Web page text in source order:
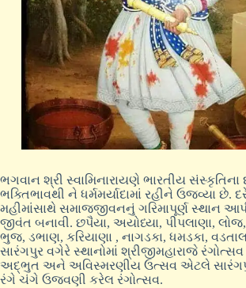
ભગવાન શ્રી સ્વામિનારાયણે ભારતીય
ભક્તિભાવથી ને ધર્મમર્યાદામાં રહીને ઉજવ્યા
મહીમાંસાથે સમાજજીવનનું ગરિમાપૂર્ણ સ્થાન
જીવંત બનાવી. છપૈયા, અયોધ્યા, પીપલાણા, લોજ,
ભુજ, ડભાણ, કરિયાણા , નાગડકા, ધમડકા,
સારંગપુર વગેરે સ્થાનોમાં શ્રીજીમહારાજે
અદ્ભુત અને અવિસ્મરણીય ઉત્સવ એટલે
રંગે ચંગે ઉજવણી કરેલ રંગોત્સવ.